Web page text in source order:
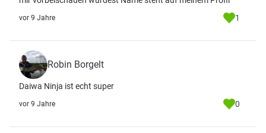
vor 9 Jahre 1
Robin Borgelt
Daiwa Ninja ist echt super
vor 9 Jahre 0